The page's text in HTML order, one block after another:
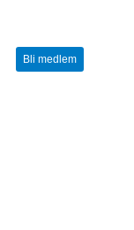
Bli medlem